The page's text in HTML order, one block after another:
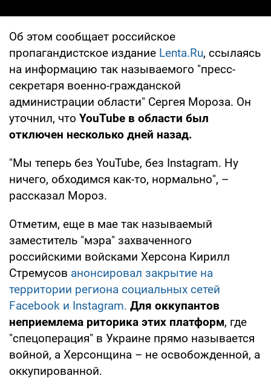
Об этом сообщает российское
пропагандистское издание Lenta.Ru, ссылаясь
на информацию так называемого "пресс-
секретаря военно-гражданской
администрации области" Сергея Мороза. Он
уточнил, что YouTube в области был
отключен несколько дней назад.
"Мы теперь без YouTube, без Instagram. Ну
ничего, обходимся как-то, нормально", –
рассказал Мороз.
Отметим, еще в мае так называемый
заместитель "мэра" захваченного
российскими войсками Херсона Кирилл
Стремусов анонсировал закрытие на
территории региона социальных сетей
Facebook и Instagram. Для оккупантов
неприемлема риторика этих платформ, где
"спецоперация" в Украине прямо называется
войной, а Херсонщина – не освобожденной, а
оккупированной.